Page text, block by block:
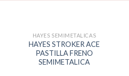
HAYES SEMIMETALICAS
HAYES STROKER ACE
PASTILLA FRENO
SEMIMETALICA